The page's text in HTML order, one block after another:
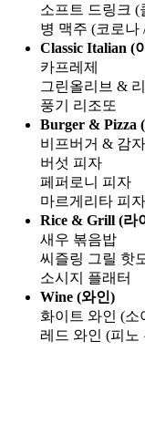
소프트 드링크 (
병 맥주 (코로나
Classic Italian (
카프레제
그린올리브 &
풍기 리조또
Burger & Pizza
비프버거 & 감
버섯 피자
페퍼로니 피자
마르게리타 피자
Rice & Grill (라
새우 볶음밥
씨즐링 그릴 핫
소시지 플래터
Wine (와인)
화이트 와인 (소
레드 와인 (피노